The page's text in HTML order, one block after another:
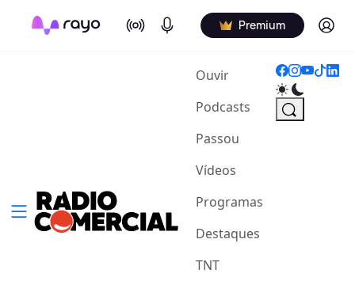
On Air Podcasts Premium Log in
Ouvir(current)
Podcasts
Passou
Vídeos
Programas
Destaques
TNT